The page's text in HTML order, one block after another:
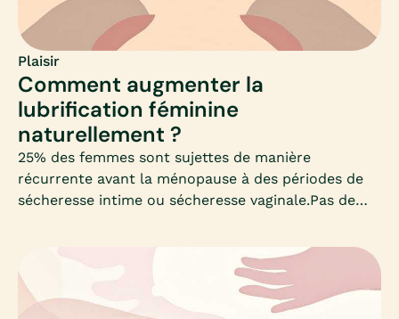
propre corps et de l’écouter.
Plaisir
Comment augmenter la
lubrification féminine
naturellement ?
25% des femmes sont sujettes de manière
récurrente avant la ménopause à des périodes de
sécheresse intime ou sécheresse vaginale.Pas de
sécheresse vaginale n’est pas une fatalité. Qu’elle
soit occasionnelle ou permanente, plusieurs
solutions existent pour activer les glandes en
charge de la lubrification du vagin. Causes,